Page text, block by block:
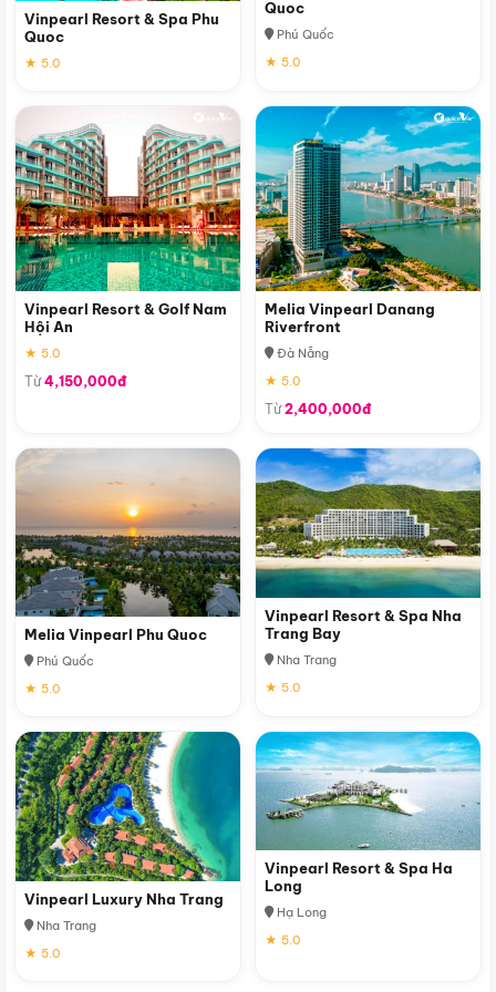
Vinpearl Resort & Spa Phu
Quoc
★ 5.0
Quoc
Phú Quốc
★ 5.0
Vinpearl Resort & Golf Nam
Hội An
★ 5.0
Từ4,150,000đ
Melia Vinpearl Danang
Riverfront
Đà Nẵng
★ 5.0
Từ2,400,000đ
Melia Vinpearl Phu Quoc
Phú Quốc
★ 5.0
Vinpearl Resort & Spa Nha
Trang Bay
Nha Trang
★ 5.0
Vinpearl Luxury Nha Trang
Nha Trang
★ 5.0
Vinpearl Resort & Spa Ha
Long
Hạ Long
★ 5.0